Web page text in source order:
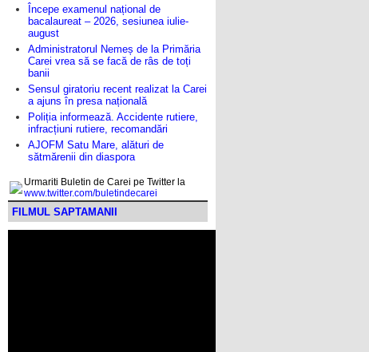
Începe examenul național de
bacalaureat – 2026, sesiunea iulie-
august
Administratorul Nemeș de la Primăria
Carei vrea să se facă de râs de toți
banii
Sensul giratoriu recent realizat la Carei
a ajuns în presa națională
Poliția informează. Accidente rutiere,
infracțiuni rutiere, recomandări
AJOFM Satu Mare, alături de
sătmărenii din diaspora
Urmariti Buletin de Carei pe Twitter la
www.twitter.com/buletindecarei
FILMUL SAPTAMANII